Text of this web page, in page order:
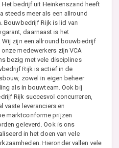
bedrijf uit Heinkenszand heeft
steeds meer als een allround
Bouwbedrijf Rijk is lid van
daarnaast is het
zijn een allround bouwbedrijf
medewerkers zijn VCA
bezig met vele disciplines
Rijk is actief in de
zowel in eigen beheer
als in bouwteam. Ook bij
Rijk succesvol concurreren,
vaste leveranciers en
marktconforme prijzen
geleverd. Ook is ons
in het doen van vele
Hieronder vallen vele